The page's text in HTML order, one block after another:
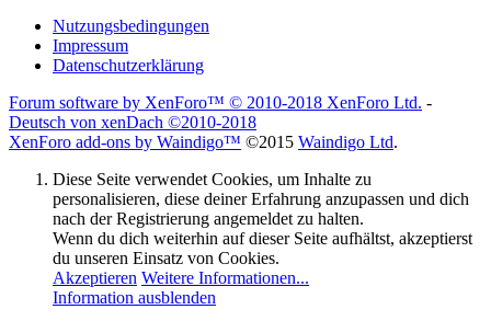
Nutzungsbedingungen
Impressum
Datenschutzerklärung
Forum software by XenForo™ © 2010-2018 XenForo Ltd. -
Deutsch von xenDach ©2010-2018
XenForo add-ons by Waindigo™ ©2015 Waindigo Ltd.
Diese Seite verwendet Cookies, um Inhalte zu
personalisieren, diese deiner Erfahrung anzupassen und dich
nach der Registrierung angemeldet zu halten.
Wenn du dich weiterhin auf dieser Seite aufhältst, akzeptierst
du unseren Einsatz von Cookies.
Akzeptieren Weitere Informationen...
Information ausblenden